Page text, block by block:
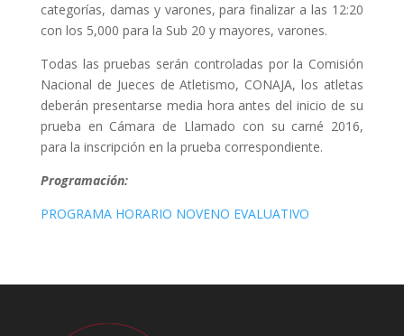
categorías, damas y varones, para finalizar a las 12:20
con los 5,000 para la Sub 20 y mayores, varones.
Todas las pruebas serán controladas por la Comisión
Nacional de Jueces de Atletismo, CONAJA, los atletas
deberán presentarse media hora antes del inicio de su
prueba en Cámara de Llamado con su carné 2016,
para la inscripción en la prueba correspondiente.
Programación:
PROGRAMA HORARIO NOVENO EVALUATIVO